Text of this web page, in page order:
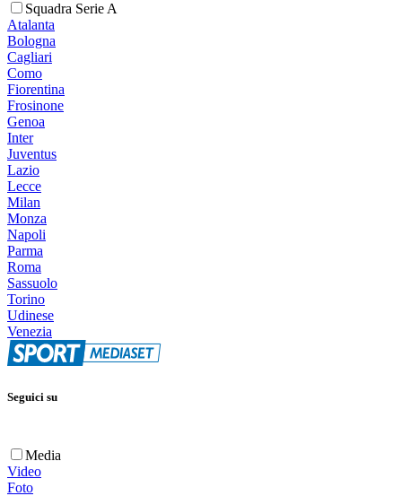
Squadra Serie A
Atalanta
Bologna
Cagliari
Como
Fiorentina
Frosinone
Genoa
Inter
Juventus
Lazio
Lecce
Milan
Monza
Napoli
Parma
Roma
Sassuolo
Torino
Udinese
Venezia
Seguici su
Media
Video
Foto